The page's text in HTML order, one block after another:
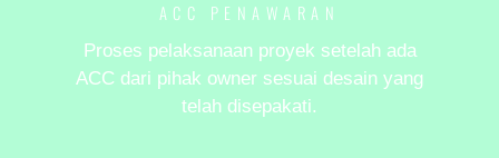
ACC PENAWARAN
Proses pelaksanaan proyek setelah ada
ACC dari pihak owner sesuai desain yang
telah disepakati.